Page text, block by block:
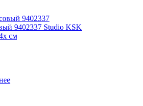
9402337 Studio KSK
см